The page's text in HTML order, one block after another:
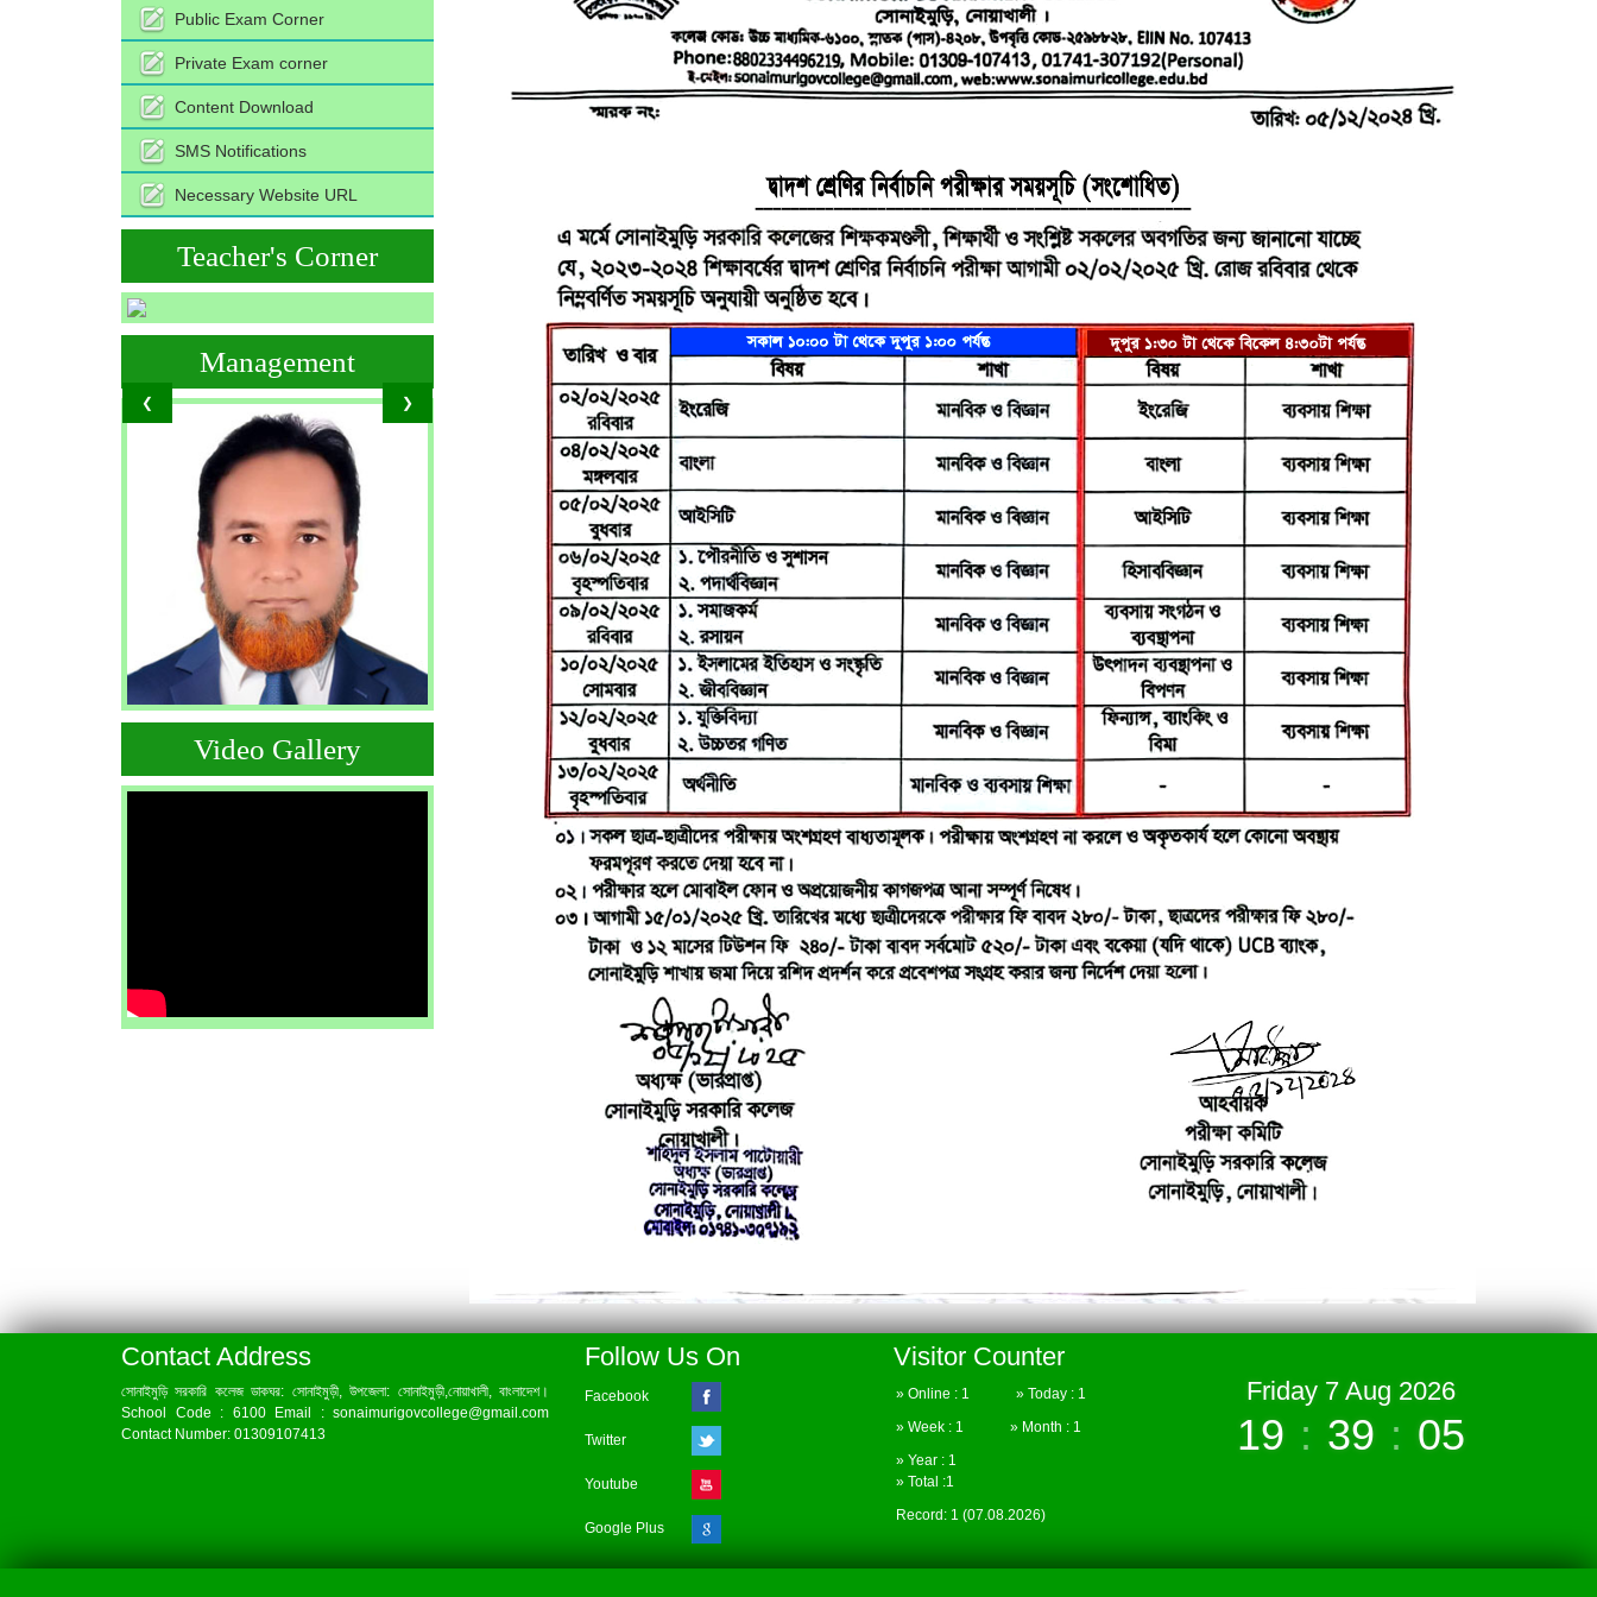
Public Exam Corner
Private Exam corner
Content Download
SMS Notifications
Necessary Website URL
Teacher's Corner
❮ ❯
Management
Video Gallery
Contact Address
সোনাইমুড়ি সরকারি কলেজ ডাকঘর: সোনাইমুড়ী, উপজেলা: সোনাইমুড়ী,নোয়াখালী, বাংলাদেশ।
School Code : 6100 Email : sonaimurigovcollege@gmail.com
Contact Number: 01309107413
Follow Us On
Facebook
Twitter
Youtube
Google Plus
Visitor Counter
» Online : 1 » Today : 1
» Week : 1 » Month : 1
» Year : 1
» Total :1
Record: 1 (07.08.2026)
Friday 7 Aug 2026
19 : 39 : 05